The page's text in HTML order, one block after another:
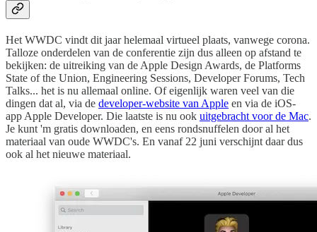
Het WWDC vindt dit jaar helemaal virtueel plaats, vanwege corona.
Talloze onderdelen van de conferentie zijn dus alleen op afstand te
bekijken: de uitreiking van de Apple Design Awards, de Platforms
State of the Union, Engineering Sessions, Developer Forums, Tech
Talks... het is nu allemaal online. Of eigenlijk waren veel van die
dingen dat al, via de developer-website van Apple en via de iOS-
app Apple Developer. Die laatste is nu ook uitgebracht voor de Mac.
Je kunt 'm gratis downloaden, en eens rondsnuffelen door al het
materiaal van oude WWDC's. En vanaf 22 juni verschijnt daar dus
ook al het nieuwe materiaal.